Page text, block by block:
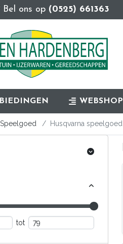
ons op (0525) 661363
WEBSHOP
Speelgoed Husqvarna speelgoed
tot